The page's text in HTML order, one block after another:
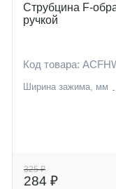
Струбцина F-
ручкой
Код товара:
Ширина зажима, мм
325 ₽
284 ₽